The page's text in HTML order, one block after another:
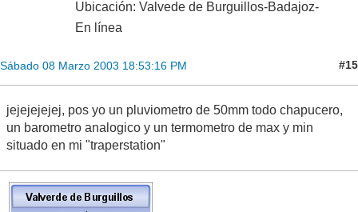
Ubicación: Valvede de Burguillos-Badajoz-
En línea
Sábado 08 Marzo 2003 18:53:16 PM #15
jejejejejej, pos yo un pluviometro de 50mm todo chapucero,
un barometro analogico y un termometro de max y min
situado en mi "traperstation"